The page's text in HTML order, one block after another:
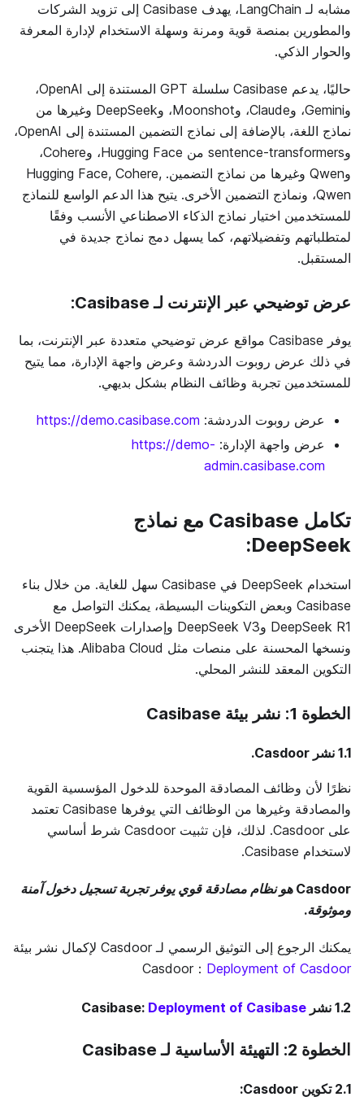
مشابه لـ LangChain، يهدف Casibase إلى تزويد الشركات
والمطورين بمنصة قوية ومرنة وسهلة الاستخدام لإدارة المعرفة
والحوار الذكي.
حاليًا، يدعم Casibase سلسلة GPT المستندة إلى OpenAI،
وGemini، وClaude، وMoonshot، وDeepSeek وغيرها من
نماذج اللغة، بالإضافة إلى نماذج التضمين المستندة إلى OpenAI،
وsentence-transformers من Hugging Face، وCohere،
وQwen وغيرها من نماذج التضمين. Hugging Face, Cohere,
Qwen، ونماذج التضمين الأخرى. يتيح هذا الدعم الواسع للنماذج
للمستخدمين اختيار نماذج الذكاء الاصطناعي الأنسب وفقًا
لمتطلباتهم وتفضيلاتهم، كما يسهل دمج نماذج جديدة في
المستقبل.
عرض توضيحي عبر الإنترنت لـ Casibase:
يوفر Casibase مواقع عرض توضيحي متعددة عبر الإنترنت، بما
في ذلك عرض روبوت الدردشة وعرض واجهة الإدارة، مما يتيح
للمستخدمين تجربة وظائف النظام بشكل بديهي.
عرض روبوت الدردشة: https://demo.casibase.com
عرض واجهة الإدارة: https://demo-
admin.casibase.com
تكامل Casibase مع نماذج
DeepSeek:
استخدام DeepSeek في Casibase سهل للغاية. من خلال بناء
Casibase وبعض التكوينات البسيطة، يمكنك التواصل مع
DeepSeek R1 وDeepSeek V3 وإصدارات DeepSeek الأخرى
ونسخها المحسنة على منصات مثل Alibaba Cloud. هذا يتجنب
التكوين المعقد للنشر المحلي.
الخطوة 1: نشر بيئة Casibase
1.1 نشر Casdoor .
نظرًا لأن وظائف المصادقة الموحدة للدخول المؤسسية القوية
والمصادقة وغيرها من الوظائف التي يوفرها Casibase تعتمد
على Casdoor. لذلك، فإن تثبيت Casdoor شرط أساسي
لاستخدام Casibase.
Casdoor هو نظام مصادقة قوي يوفر تجربة تسجيل دخول آمنة
وموثوقة.
يمكنك الرجوع إلى التوثيق الرسمي لـ Casdoor لإكمال نشر بيئة
Casdoor： Deployment of Casdoor
1.2 نشر Casibase : Deployment of Casibase
الخطوة 2: التهيئة الأساسية لـ Casibase
2.1 تكوين Casdoor :